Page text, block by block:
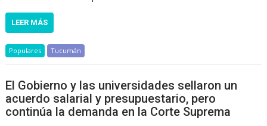
LEER MÁS
Populares Tucumán
El Gobierno y las universidades sellaron un
acuerdo salarial y presupuestario, pero
continúa la demanda en la Corte Suprema